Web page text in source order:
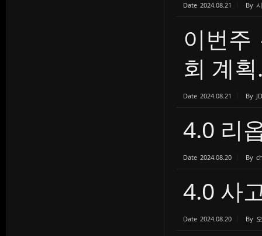
Date 2024.08.21 By
이번주
회 계
Date 2024.08.21 By JD
4.0 리
Date 2024.08.20 By
4.0 사
Date 2024.08.20 By